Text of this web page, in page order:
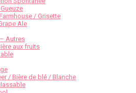
/ Grisette
Ale
Autres
aux fruits
/ Bière de blé / Blanche